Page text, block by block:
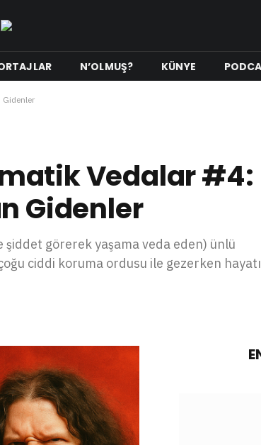
N’OLMUŞ? KÜNYE
Gidenler
Vedalar #4:
Gidenler
görerek yaşama veda eden) ünlü
ciddi koruma ordusu ile gezerken